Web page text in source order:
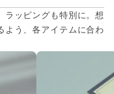
ラッピングも特別に。想
よう、各アイテムに合わ